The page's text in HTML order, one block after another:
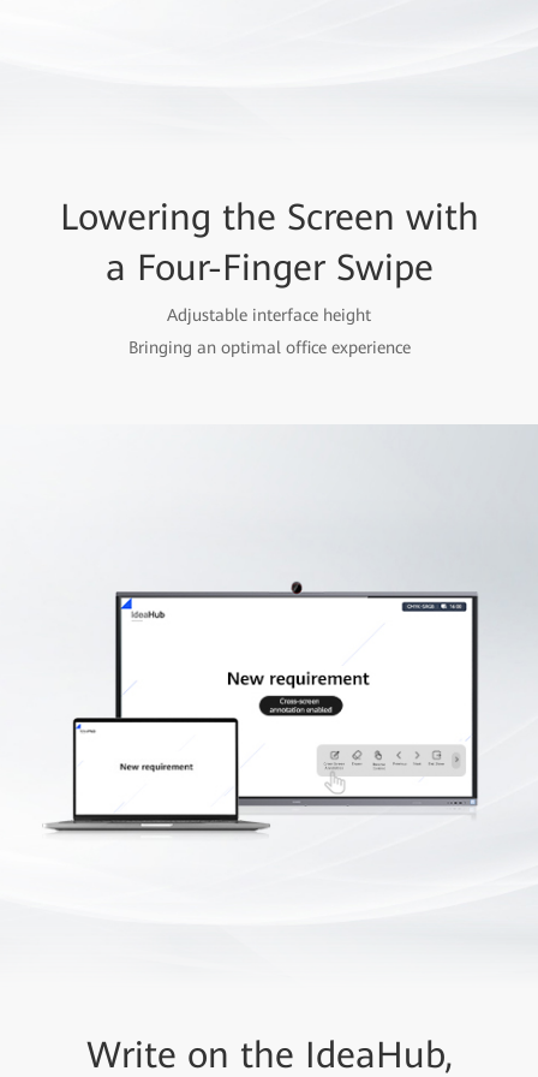
Lowering the Screen with
a Four-Finger Swipe
Adjustable interface height
Bringing an optimal office experience
Write on the IdeaHub,